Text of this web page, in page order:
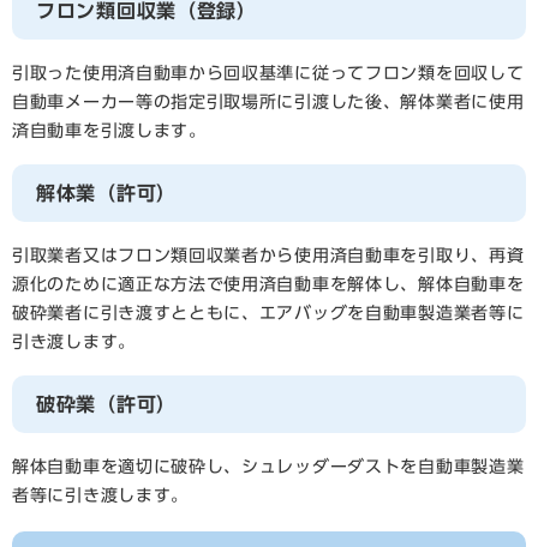
フロン類回収業（登録）
引取った使用済自動車から回収基準に従ってフロン類を回収して
自動車メーカー等の指定引取場所に引渡した後、解体業者に使用
済自動車を引渡します。
解体業（許可）
引取業者又はフロン類回収業者から使用済自動車を引取り、再資
源化のために適正な方法で使用済自動車を解体し、解体自動車を
破砕業者に引き渡すとともに、エアバッグを自動車製造業者等に
引き渡します。
破砕業（許可）
解体自動車を適切に破砕し、シュレッダーダストを自動車製造業
者等に引き渡します。